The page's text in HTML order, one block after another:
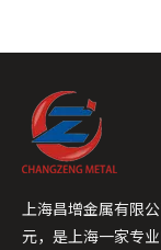
上海昌增金属有限
元，是上海一家专